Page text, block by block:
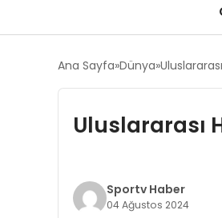
Ana Sayfa Dünya
Uluslararası
Sportv Haber
04 Ağustos 2024